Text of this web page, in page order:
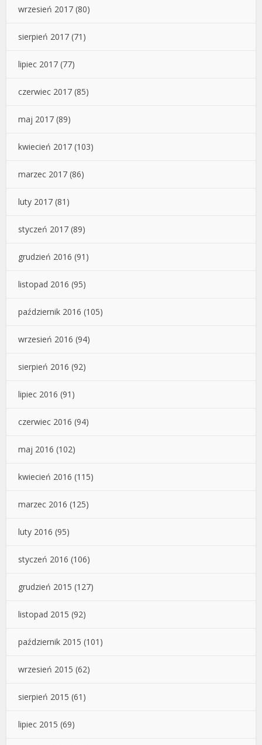
wrzesień 2017 (80)
sierpień 2017 (71)
lipiec 2017 (77)
czerwiec 2017 (85)
maj 2017 (89)
kwiecień 2017 (103)
marzec 2017 (86)
luty 2017 (81)
styczeń 2017 (89)
grudzień 2016 (91)
listopad 2016 (95)
październik 2016 (105)
wrzesień 2016 (94)
sierpień 2016 (92)
lipiec 2016 (91)
czerwiec 2016 (94)
maj 2016 (102)
kwiecień 2016 (115)
marzec 2016 (125)
luty 2016 (95)
styczeń 2016 (106)
grudzień 2015 (127)
listopad 2015 (92)
październik 2015 (101)
wrzesień 2015 (62)
sierpień 2015 (61)
lipiec 2015 (69)